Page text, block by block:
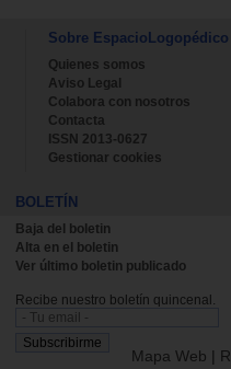
Sobre EspacioLogopédico
Quienes somos
Aviso Legal
Colabora con nosotros
Contacta
ISSN 2013-0627
Gestionar cookies
BOLETÍN
Baja del boletin
Alta en el boletin
Ver último boletin publicado
Recibe nuestro boletín quincenal.
Mapa Web |